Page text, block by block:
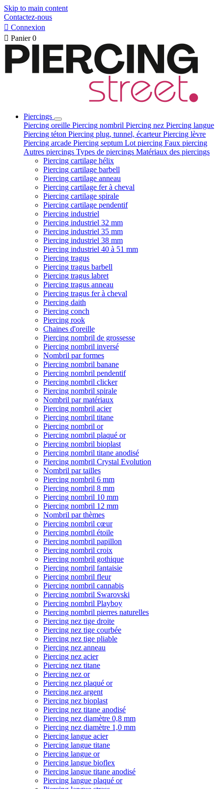
Skip to main content
Contactez-nous
 Connexion
 Panier 0
Piercings
Piercing oreille Piercing nombril Piercing nez Piercing langue
Piercing téton Piercing plug, tunnel, écarteurPiercing lèvre
Piercing arcade Piercing septum Lot piercing Faux piercing
Autres piercings Types de piercings Matériaux des piercings
Piercing cartilage hélix
Piercing cartilage barbell
Piercing cartilage anneau
Piercing cartilage fer à cheval
Piercing cartilage spirale
Piercing cartilage pendentif
Piercing industriel
Piercing industriel 32 mm
Piercing industriel 35 mm
Piercing industriel 38 mm
Piercing industriel 40 à 51 mm
Piercing tragus
Piercing tragus barbell
Piercing tragus labret
Piercing tragus anneau
Piercing tragus fer à cheval
Piercing daith
Piercing conch
Piercing rook
Chaines d'oreille
Piercing nombril de grossesse
Piercing nombril inversé
Nombril par formes
Piercing nombril banane
Piercing nombril pendentif
Piercing nombril clicker
Piercing nombril spirale
Nombril par matériaux
Piercing nombril acier
Piercing nombril titane
Piercing nombril or
Piercing nombril plaqué or
Piercing nombril bioplast
Piercing nombril titane anodisé
Piercing nombril Crystal Evolution
Nombril par tailles
Piercing nombril 6 mm
Piercing nombril 8 mm
Piercing nombril 10 mm
Piercing nombril 12 mm
Nombril par thèmes
Piercing nombril cœur
Piercing nombril étoile
Piercing nombril papillon
Piercing nombril croix
Piercing nombril gothique
Piercing nombril fantaisie
Piercing nombril fleur
Piercing nombril cannabis
Piercing nombril Swarovski
Piercing nombril Playboy
Piercing nombril pierres naturelles
Piercing nez tige droite
Piercing nez tige courbée
Piercing nez tige pliable
Piercing nez anneau
Piercing nez acier
Piercing nez titane
Piercing nez or
Piercing nez plaqué or
Piercing nez argent
Piercing nez bioplast
Piercing nez titane anodisé
Piercing nez diamètre 0,8 mm
Piercing nez diamètre 1,0 mm
Piercing langue acier
Piercing langue titane
Piercing langue or
Piercing langue bioflex
Piercing langue titane anodisé
Piercing langue plaqué or